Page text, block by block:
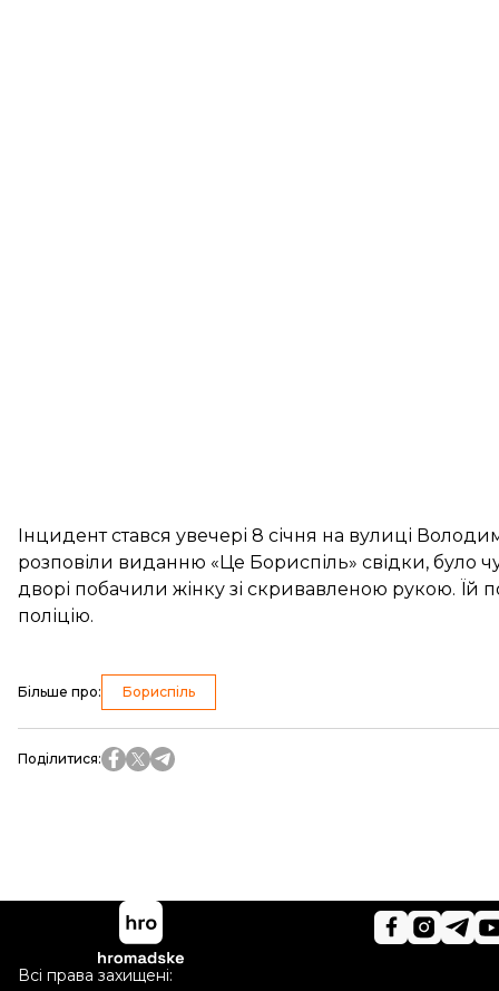
Інцидент стався увечері 8 січня на вулиці
розповіли виданню «Це Бориспіль» свідки, було
дворі побачили жінку зі скривавленою рукою.
поліцію.
Більше про: Бориспіль
Поділитися:
Всі права захищені: